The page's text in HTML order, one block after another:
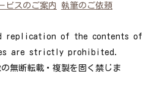
ビスのご案内 執筆のご依頼
replication of the contents of
are strictly prohibited.
無断転載・複製を固く禁じま